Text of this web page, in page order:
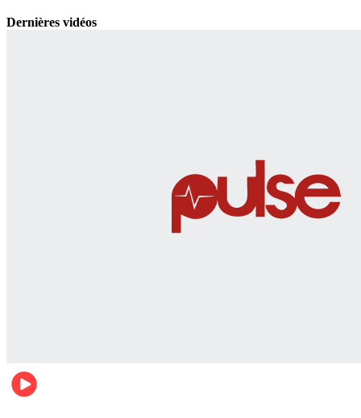
Dernières vidéos